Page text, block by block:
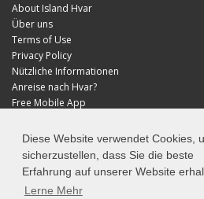
Diese Website verwendet Cookies,
sicherzustellen, dass Sie die beste
Erfahrung auf unserer Website
Lerne Mehr
About Island Hvar
Über uns
Terms of Use
Privacy Policy
Nützliche Informationen
Anreise nach Hvar?
Free Mobile App